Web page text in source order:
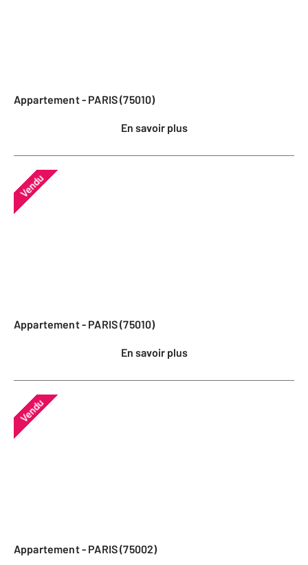
Appartement - PARIS (75010)
En savoir plus
Vendu
Appartement - PARIS (75010)
En savoir plus
Vendu
Appartement - PARIS (75002)